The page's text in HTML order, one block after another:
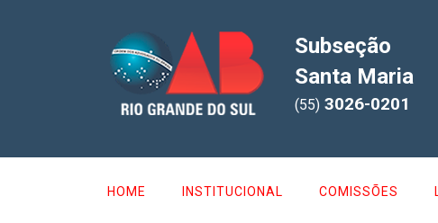
Subseção
Santa Maria
(55) 3026-0201
HOME INSTITUCIONAL COMISSÕES